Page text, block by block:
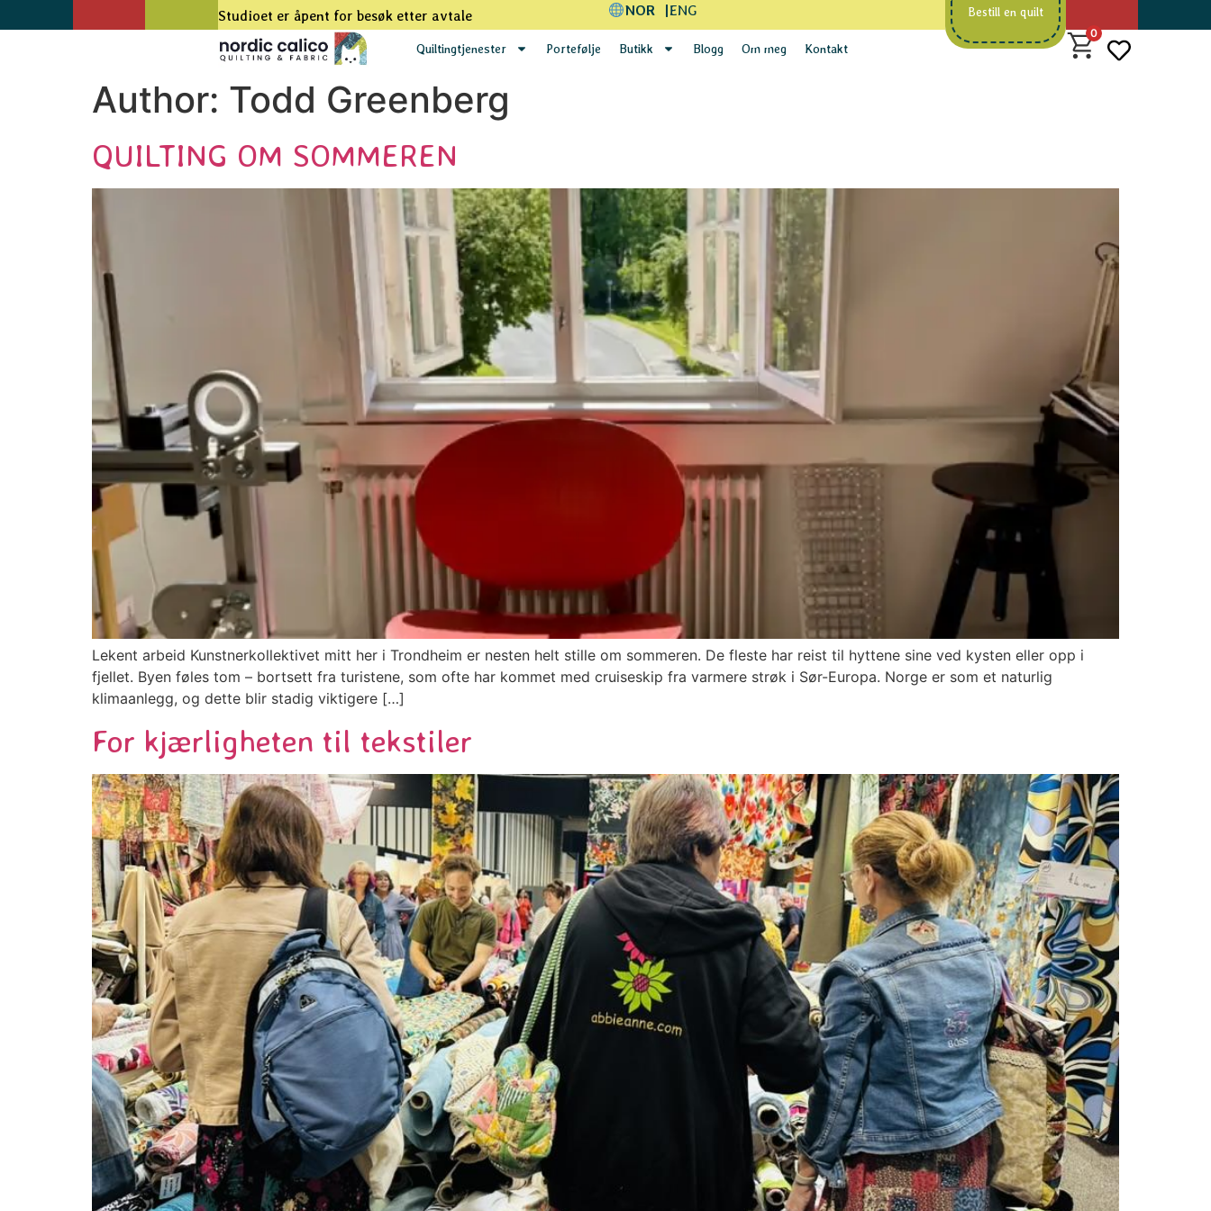
Studioet er åpent for besøk etter avtale NOR ENG
Quiltingtjenester Portefølje Butikk Blogg Om meg Kontakt
Bestill en quilt
0
Author: Todd Greenberg
QUILTING OM SOMMEREN
Lekent arbeid Kunstnerkollektivet mitt her i Trondheim er nesten helt stille om sommeren. De fleste har reist til hyttene sine ved kysten eller opp i
fjellet. Byen føles tom – bortsett fra turistene, som ofte har kommet med cruiseskip fra varmere strøk i Sør-Europa. Norge er som et naturlig
klimaanlegg, og dette blir stadig viktigere […]
For kjærligheten til tekstiler